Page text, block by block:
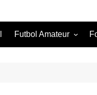
Futbol Amateur